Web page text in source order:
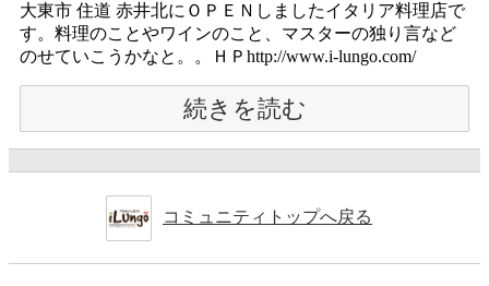
大東市 住道 赤井北にＯＰＥＮしましたイタリア料理店で
す。料理のことやワインのこと、マスターの独り言など
のせていこうかなと。。ＨＰhttp://www.i-lungo.com/
続きを読む
コミュニティトップへ戻る